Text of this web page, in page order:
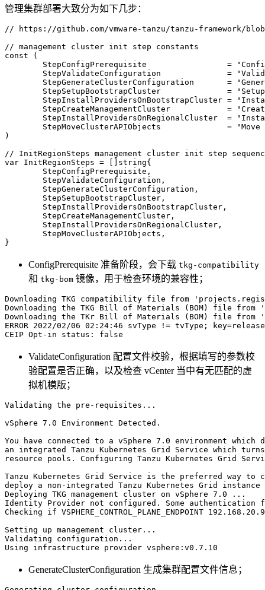
管理集群部署大致分为如下几步：
// https://github.com/vmware-tanzu/tanzu-framework/
// management cluster init step constants
const
(
	StepConfigPrerequisite
=
	StepValidateConfiguration
=
	StepGenerateClusterConfiguration
=
	StepSetupBootstrapCluster
=
	StepInstallProvidersOnBootstrapCluster
=
	StepCreateManagementCluster
=
	StepInstallProvidersOnRegionalCluster
=
	StepMoveClusterAPIObjects
=
)
// InitRegionSteps management cluster init step
var InitRegionSteps = string{
	StepConfigPrerequisite
,
	StepValidateConfiguration
,
	StepGenerateClusterConfiguration
,
	StepSetupBootstrapCluster
,
	StepInstallProvidersOnBootstrapCluster
,
	StepCreateManagementCluster
,
	StepInstallProvidersOnRegionalCluster
,
	StepMoveClusterAPIObjects
,
}
ConfigPrerequisite 准备阶段，会下载 tkg-compatibility
和 tkg-bom 镜像，用于检查环境的兼容性；
Downloading TKG compatibility file from
Downloading the TKG Bill of Materials
( BOM) file from
Downloading the TKr Bill of Materials
( BOM) file from
ERROR 2022/02/06 02:24:46 svType != tvType ; key=
CEIP Opt-in status: false
ValidateConfiguration 配置文件校验，根据填写的参数校
验配置是否正确，以及检查 vCenter 当中有无匹配的虚
拟机模版；
Validating the pre-requisites .. .
vSphere 7.0 Environment Detected.
You have connected to a vSphere 7.0 environment which
an integrated Tanzu Kubernetes Grid Service which
resource pools. Configuring Tanzu Kubernetes Grid
Tanzu Kubernetes Grid Service is the preferred way to
deploy a non-integrated Tanzu Kubernetes Grid instance
Deploying TKG management cluster on vSphere 7.0 .. .
Identity Provider not configured. Some authentication
Checking if VSPHERE_CONTROL_PLANE_ENDPOINT 192.168
Setting up management cluster .. .
Validating configuration .. .
Using infrastructure provider vsphere:v0.7.10
GenerateClusterConfiguration 生成集群配置文件信息；